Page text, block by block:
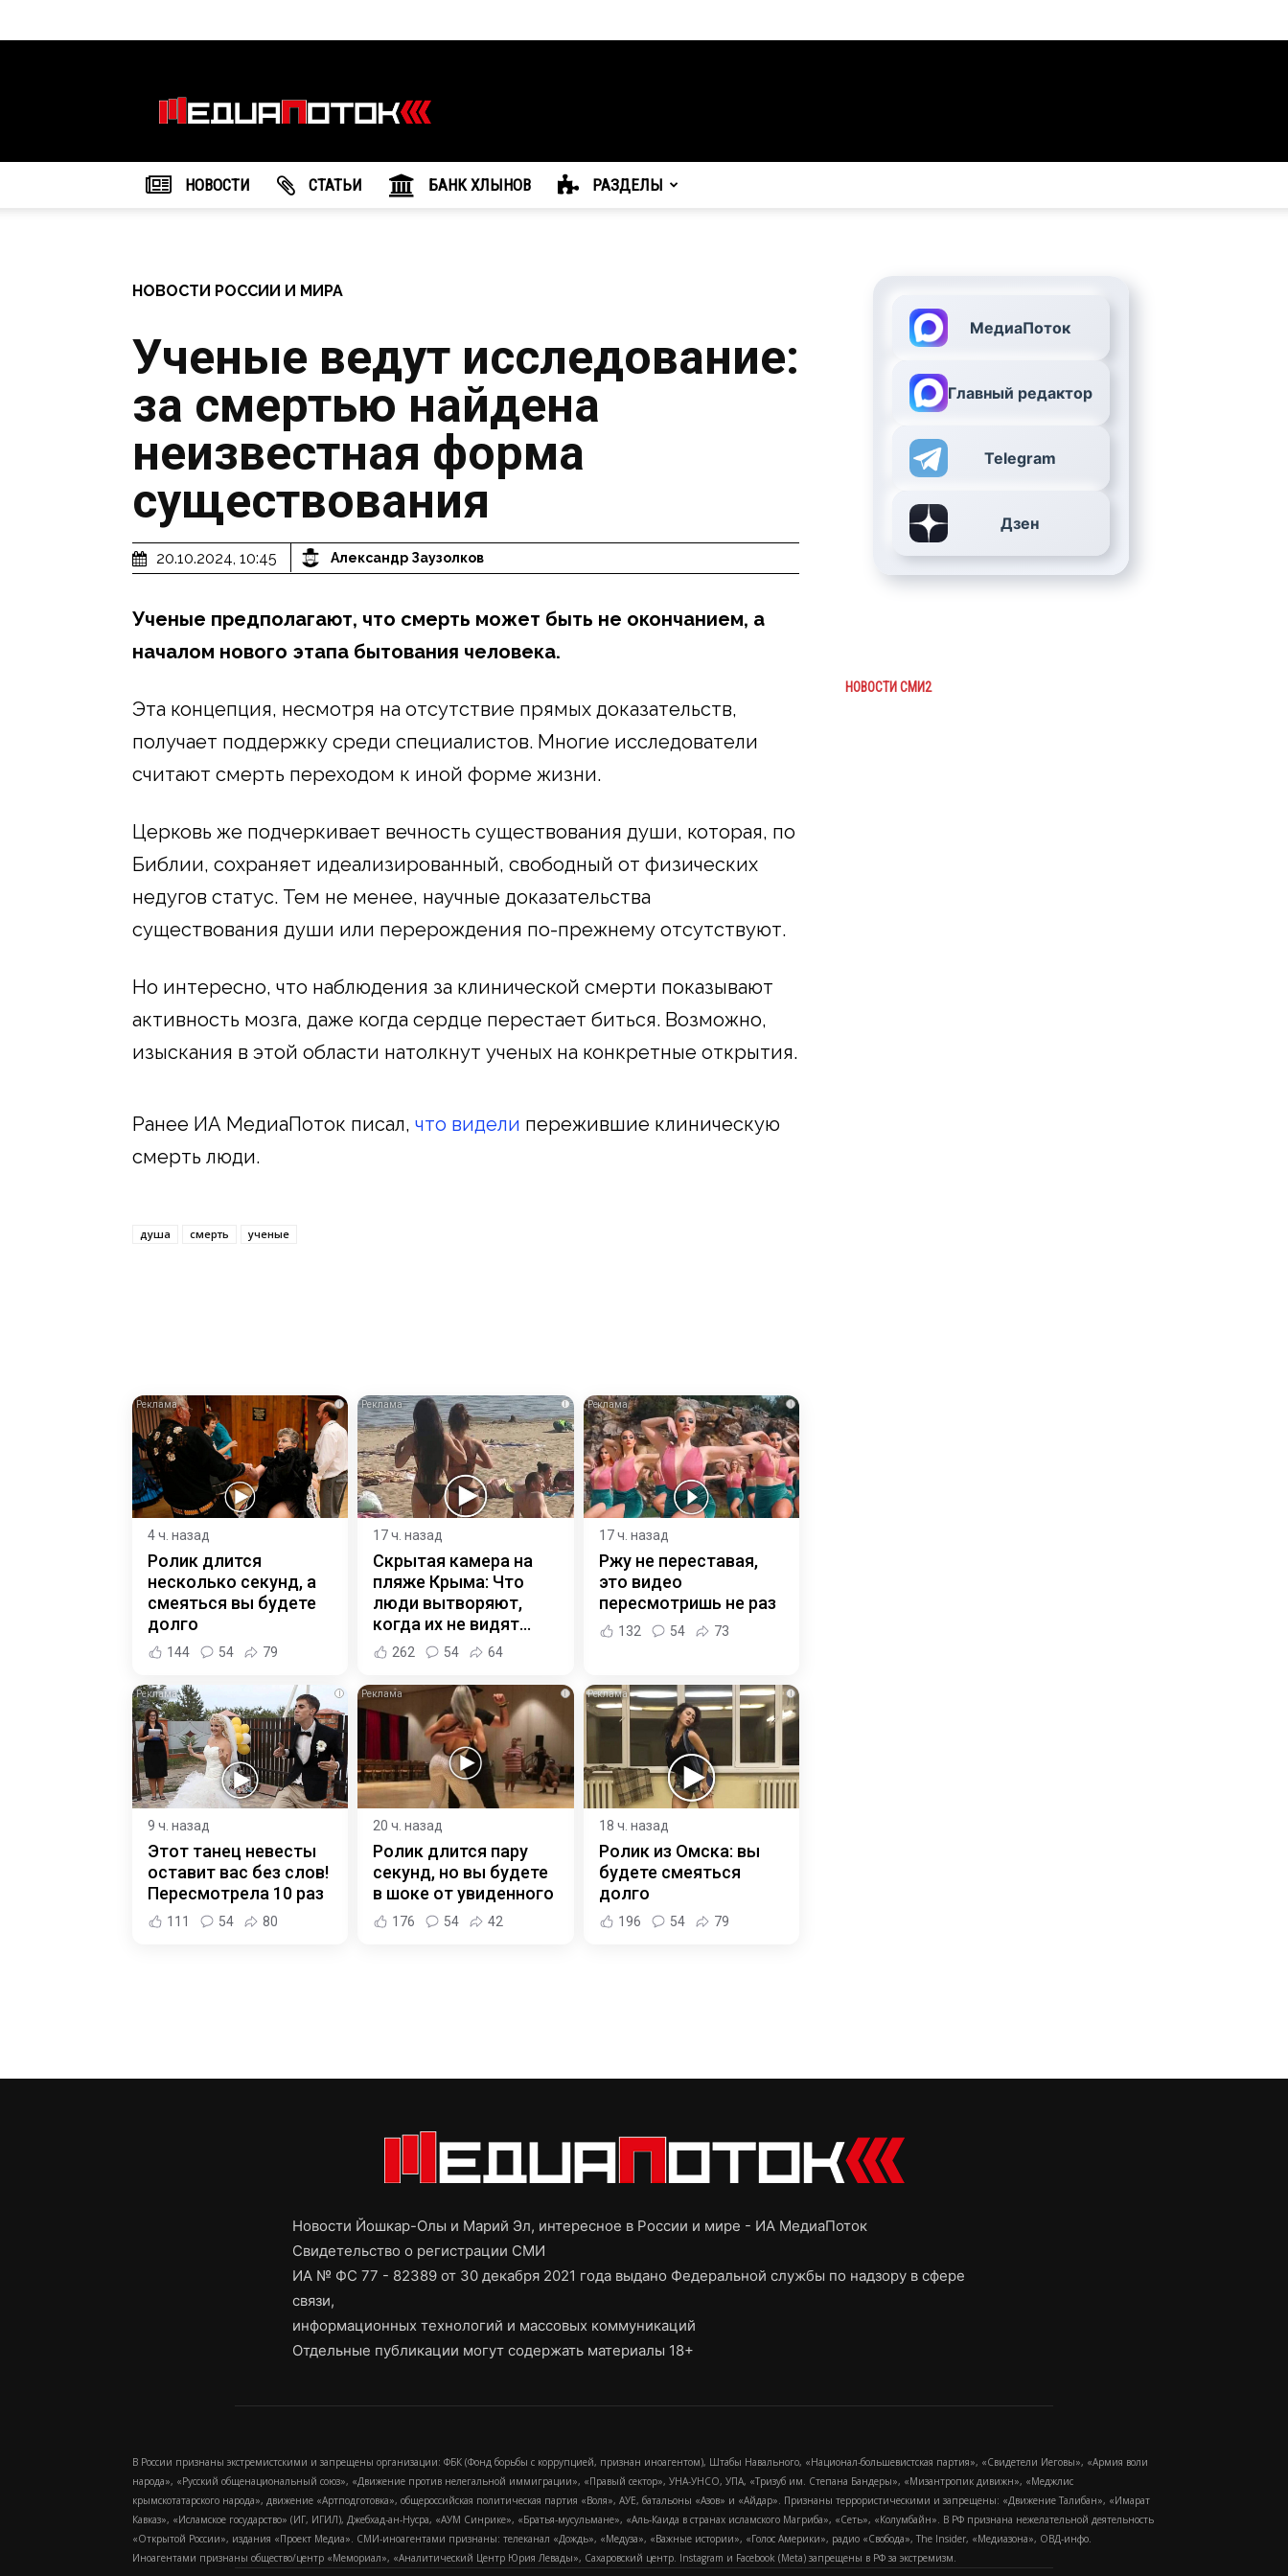
агентство
"МедиаПоток"
НОВОСТИ CТАТЬИ БАНК ХЛЫНОВ РАЗДЕЛЫ
НОВОСТИ РОССИИ И МИРА
Ученые ведут исследование:
за смертью найдена
неизвестная форма
существования
20.10.2024, 10:45 Александр Заузолков
Ученые предполагают, что смерть может быть не окончанием, а
началом нового этапа бытования человека.
Эта концепция, несмотря на отсутствие прямых доказательств,
получает поддержку среди специалистов. Многие исследователи
считают смерть переходом к иной форме жизни.
Церковь же подчеркивает вечность существования души, которая, по
Библии, сохраняет идеализированный, свободный от физических
недугов статус. Тем не менее, научные доказательства
существования души или перерождения по-прежнему отсутствуют.
Но интересно, что наблюдения за клинической смерти показывают
активность мозга, даже когда сердце перестает биться. Возможно,
изыскания в этой области натолкнут ученых на конкретные открытия.
Ранее ИА МедиаПоток писал, что видели пережившие клиническую
смерть люди.
душа смерть ученые
i
4 ч. назад
Ролик длится
несколько секунд, а
смеяться вы будете
долго
144 54 79
i
17 ч. назад
Скрытая камера на
пляже Крыма: Что
люди вытворяют,
когда их не видят...
262 54 64
i
17 ч. назад
Ржу не переставая,
это видео
пересмотришь не раз
132 54 73
i
9 ч. назад
Этот танец невесты
оставит вас без слов!
Пересмотрела 10 раз
111 54 80
i
20 ч. назад
Ролик длится пару
секунд, но вы будете
в шоке от увиденного
176 54 42
i
18 ч. назад
Ролик из Омска: вы
будете смеяться
долго
196 54 79
МедиаПоток
Главный редактор
Telegram
Дзен
НОВОСТИ СМИ2
Новости Йошкар-Олы и Марий Эл, интересное в России и мире - ИА МедиаПоток
Свидетельство о регистрации СМИ
ИА № ФС 77 - 82389 от 30 декабря 2021 года выдано Федеральной службы по надзору в сфере
связи,
информационных технологий и массовых коммуникаций
Отдельные публикации могут содержать материалы 18+
В России признаны экстремистскими и запрещены организации: ФБК (Фонд борьбы с коррупцией, признан иноагентом), Штабы Навального, «Национал-большевистская партия», «Свидетели Иеговы», «Армия воли
народа», «Русский общенациональный союз», «Движение против нелегальной иммиграции», «Правый сектор», УНА-УНСО, УПА, «Тризуб им. Степана Бандеры», «Мизантропик дивижн», «Меджлис
крымскотатарского народа», движение «Артподготовка», общероссийская политическая партия «Воля», АУЕ, батальоны «Азов» и «Айдар». Признаны террористическими и запрещены: «Движение Талибан», «Имарат
Кавказ», «Исламское государство» (ИГ, ИГИЛ), Джебхад-ан-Нусра, «АУМ Синрике», «Братья-мусульмане», «Аль-Каида в странах исламского Магриба», «Сеть», «Колумбайн». В РФ признана нежелательной деятельность
«Открытой России», издания «Проект Медиа». СМИ-иноагентами признаны: телеканал «Дождь», «Медуза», «Важные истории», «Голос Америки», радио «Свобода», The Insider, «Медиазона», ОВД-инфо.
Иноагентами признаны общество/центр «Мемориал», «Аналитический Центр Юрия Левады», Сахаровский центр. Instagram и Facebook (Metа) запрещены в РФ за экстремизм.